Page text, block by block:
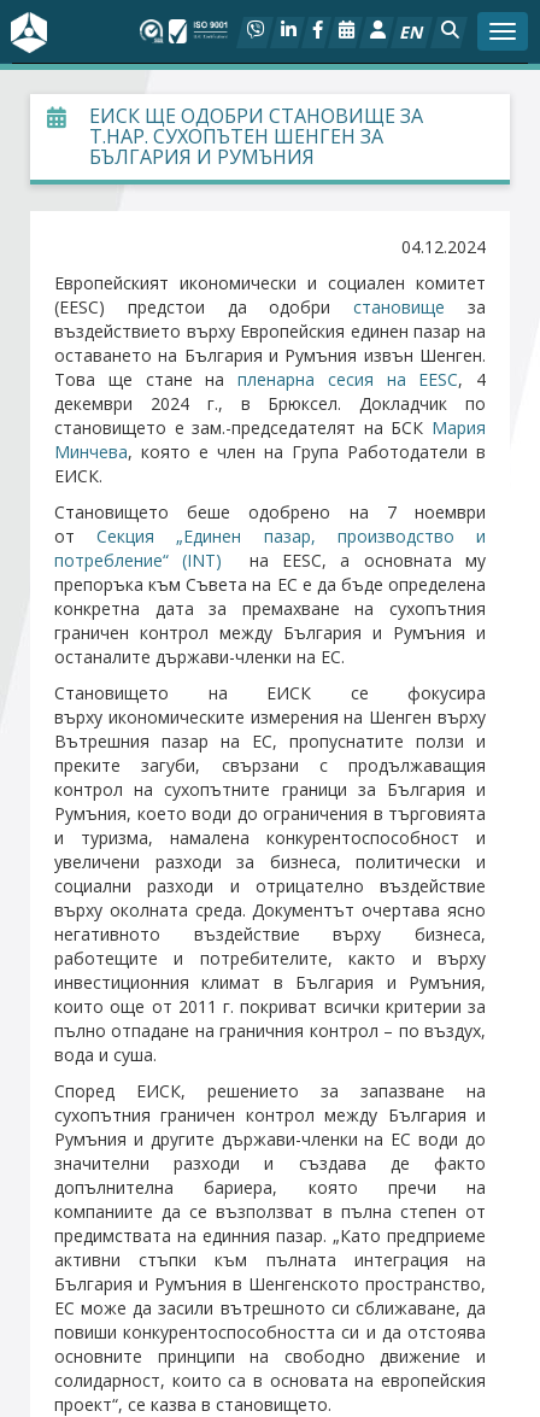
EN
За БСК
На фокус
Социален диалог
Дейности
Арбитражен съд
Проекти
Членове
Стани член
ЕИСК ЩЕ ОДОБРИ СТАНОВИЩЕ ЗА
Т.НАР. СУХОПЪТЕН ШЕНГЕН ЗА
БЪЛГАРИЯ И РУМЪНИЯ
04.12.2024
Европейският икономически и социален комитет
(EESC) предстои да одобристановищеза
въздействието върху Европейския единен пазар на
оставането на България и Румъния извън Шенген.
Това ще стане на пленарна сесия на EESC, 4
декември 2024 г., в Брюксел. Докладчик по
становището е зам.-председателят на БСК Мария
Минчева, която е член на Група Работодатели в
ЕИСК.
Становището беше одобрено на 7 ноември
отСекция „Единен пазар, производство и
потребление“ (INT)
на EESC, а основната му
препоръка към Съвета на ЕС е да бъде определена
конкретна дата за премахване на сухопътния
граничен контрол между България и Румъния и
останалите държави-членки на ЕС.
Становището на ЕИСК се фокусира
върху икономическите измерения на Шенген върху
Вътрешния пазар на ЕС, пропуснатите ползи и
преките загуби, свързани с продължаващия
контрол на сухопътните граници за България и
Румъния, което води до ограничения в търговията
и туризма, намалена конкурентоспособност и
увеличени разходи за бизнеса, политически и
социални разходи и отрицателно въздействие
върху околната среда. Документът очертава ясно
негативното въздействие върху бизнеса,
работещите и потребителите, както и върху
инвестиционния климат в България и Румъния,
които още от 2011 г. покриват всички критерии за
пълно отпадане на граничния контрол – по въздух,
вода и суша.
Според ЕИСК, решението за запазване на
сухопътния граничен контрол между България и
Румъния и другите държави-членки на ЕС води до
значителни разходи и създава де факто
допълнителна бариера, която пречи на
компаниите да се възползват в пълна степен от
предимствата на единния пазар. „Като предприеме
активни стъпки към пълната интеграция на
България и Румъния в Шенгенското пространство,
ЕС може да засили вътрешното си сближаване, да
повиши конкурентоспособността си и да отстоява
основните принципи на свободно движение и
солидарност, които са в основата на европейския
проект“, се казва в становището.